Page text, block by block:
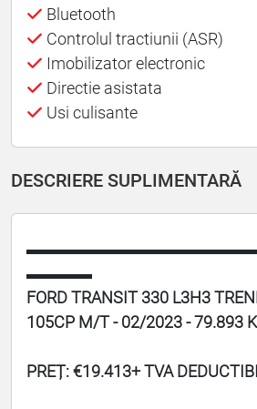
Bluetooth
Controlul tractiunii (ASR)
Imobilizator electronic
Directie asistata
Usi culisante
DESCRIERE SUPLIMENTARĂ
▬▬▬▬
FORD TRANSIT 330 L3H3
105CP M/T - 02/2023 - 79.893
PREȚ: €19.413+ TVA